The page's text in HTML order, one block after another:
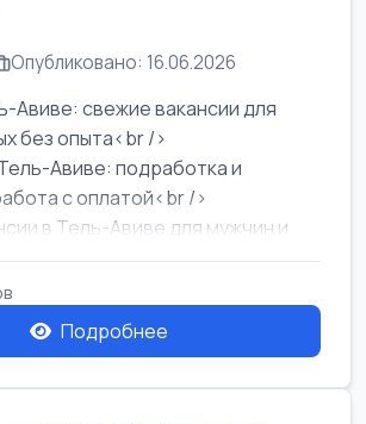
Опубликовано: 16.06.2026
Авиве: свежие вакансии для
без опыта<br />
Авиве: подработка и
с оплатой<br />
в Тель-Авиве для мужчин и
Подробнее